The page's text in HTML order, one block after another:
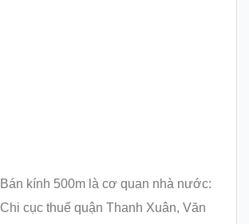
Bán kính 500m là cơ quan nhà nước:
Chi cục thuế quận Thanh Xuân, Văn